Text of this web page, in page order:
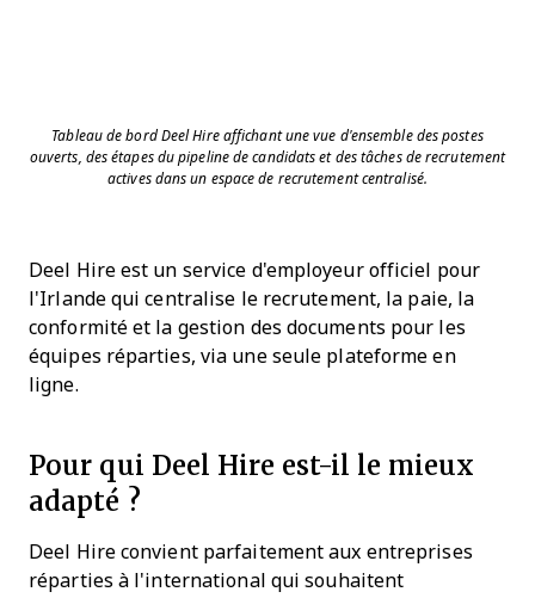
Tableau de bord Deel Hire affichant une vue d'ensemble des postes
ouverts, des étapes du pipeline de candidats et des tâches de recrutement
actives dans un espace de recrutement centralisé.
Deel Hire est un service d'employeur officiel pour
l'Irlande qui centralise le recrutement, la paie, la
conformité et la gestion des documents pour les
équipes réparties, via une seule plateforme en
ligne.
Pour qui Deel Hire est-il le mieux
adapté ?
Deel Hire convient parfaitement aux entreprises
réparties à l'international qui souhaitent